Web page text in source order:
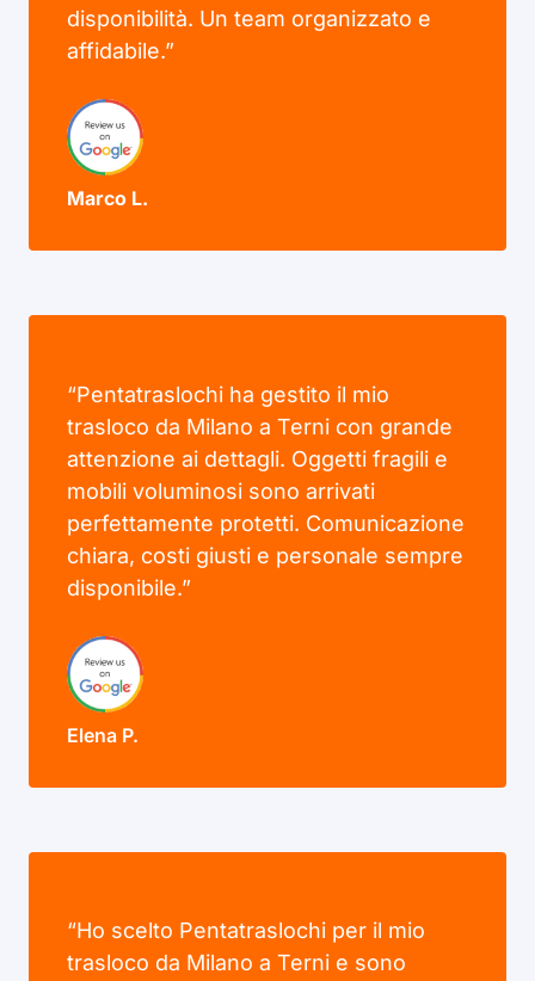
disponibilità. Un team organizzato e
affidabile.”
Marco L.
“Pentatraslochi ha gestito il mio
trasloco da Milano a Terni con grande
attenzione ai dettagli. Oggetti fragili e
mobili voluminosi sono arrivati
perfettamente protetti. Comunicazione
chiara, costi giusti e personale sempre
disponibile.”
Elena P.
“Ho scelto Pentatraslochi per il mio
trasloco da Milano a Terni e sono